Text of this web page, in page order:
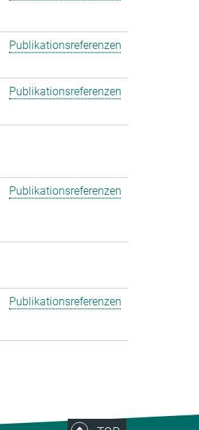
Publikationsreferenzen
Publikationsreferenzen
Publikationsreferenzen
Publikationsreferenzen